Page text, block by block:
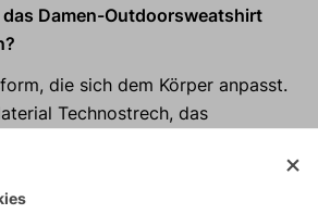
das Damen-Outdoorsweatshirt
die sich dem Körper anpasst.
Technostrech, das
Kragen, der auch bei den